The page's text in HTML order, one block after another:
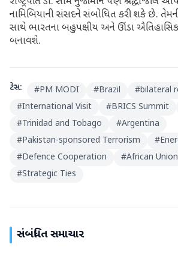
નામિબિયાની સંસદને સંબોધિત કરી શકે છે.
સાથે ભારતના બહુપક્ષીય અને ઊંડા
બનાવશે.
ટેગ્સ: #PM MODI #Brazil #bilateral
#International Visit #BRICS Summit
#Trinidad and Tobago #Argentina
#Pakistan-sponsored Terrorism #
#Defence Cooperation #African Union
#Strategic Ties
સંબંધિત સમાચાર